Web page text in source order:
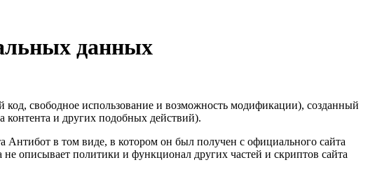
данных
свободное использование и возможность модификации), созданный
контента и других подобных действий).
в том виде, в котором он был получен с официального сайта
не описывает политики и функционал других частей и скриптов сайта